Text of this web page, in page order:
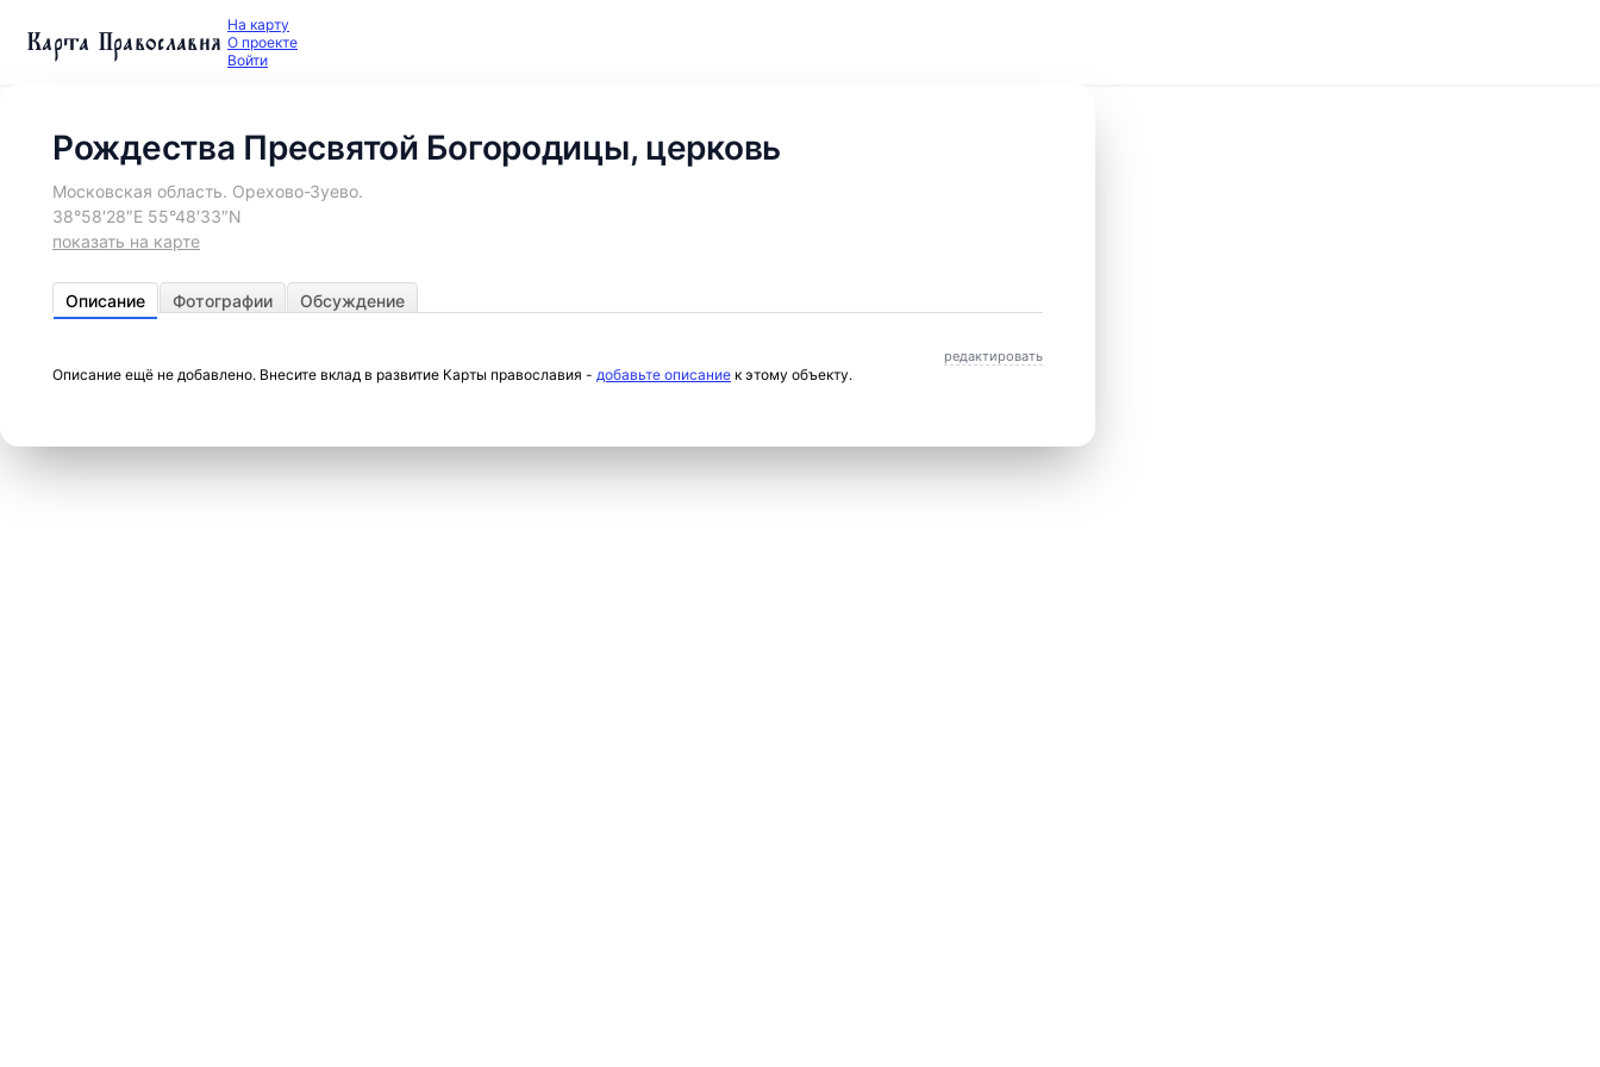
Карта Православия На карту
О проекте
Войти
Рождества Пресвятой Богородицы, церковь
Московская область. Орехово-Зуево.
38°58′28″E 55°48′33″N
показать на карте
Описание Фотографии Обсуждение
редактировать
Описание ещё не добавлено. Внесите вклад в развитие Карты православия - добавьте описание к этому объекту.